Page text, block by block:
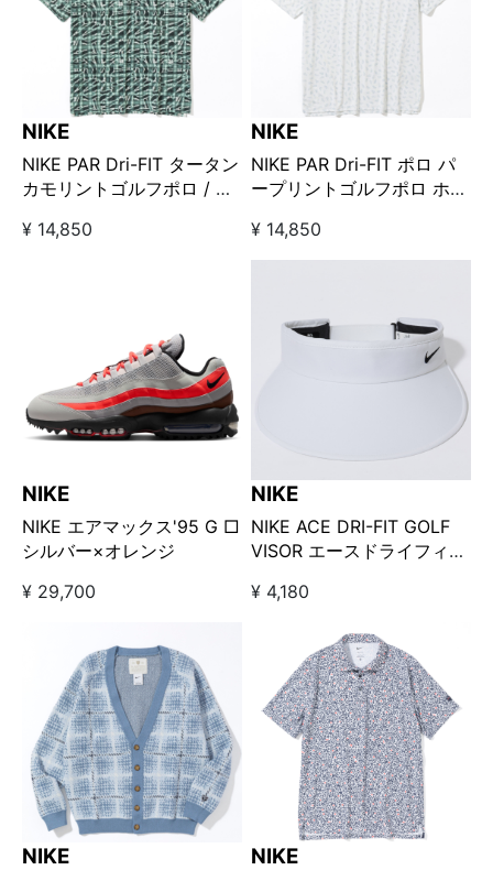
NIKE
NIKE PAR Dri-FIT タータン
カモリントゴルフポロ / グ
¥ 14,850
NIKE
NIKE PAR Dri-FIT ポロ パ
ープリントゴルフポロ ホワ
¥ 14,850
NIKE
NIKE エアマックス'95 G □
シルバー×オレンジ
¥ 29,700
NIKE
NIKE ACE DRI-FIT GOLF
VISOR エースドライフィッ
ト
¥ 4,180
NIKE NIKE